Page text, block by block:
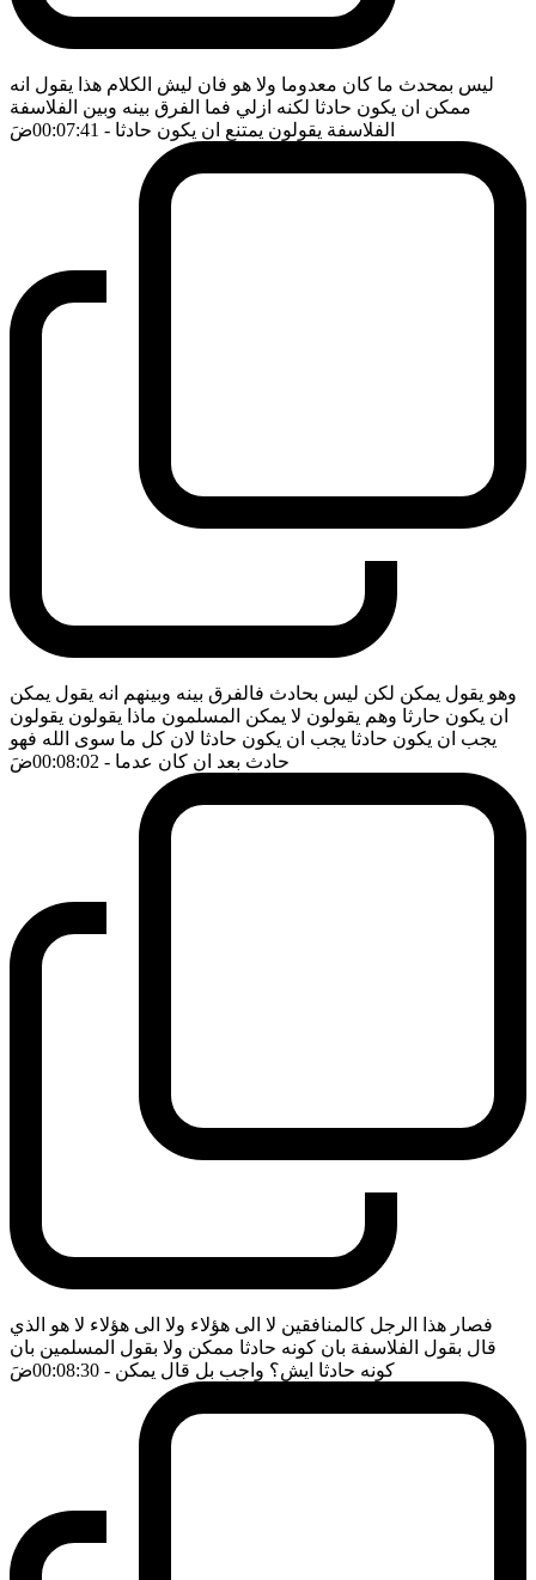
ليس بمحدث ما كان معدوما ولا هو فان ليش الكلام هذا يقول انه
ممكن ان يكون حادثا لكنه ازلي فما الفرق بينه وبين الفلاسفة
الفلاسفة يقولون يمتنع ان يكون حادثا - 00:07:41 ضَ
وهو يقول يمكن لكن ليس بحادث فالفرق بينه وبينهم انه يقول يمكن
ان يكون حارثا وهم يقولون لا يمكن المسلمون ماذا يقولون يقولون
يجب ان يكون حادثا يجب ان يكون حادثا لان كل ما سوى الله فهو
حادث بعد ان كان عدما - 00:08:02 ضَ
فصار هذا الرجل كالمنافقين لا الى هؤلاء ولا الى هؤلاء لا هو الذي
قال بقول الفلاسفة بان كونه حادثا ممكن ولا بقول المسلمين بان
كونه حادثا ايش؟ واجب بل قال يمكن - 00:08:30 ضَ